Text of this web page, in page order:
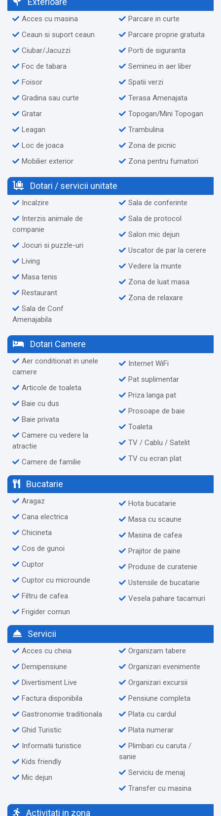
✔️ Învățăm jocul de pe Someș - spectacol al Ansamblului
Folcloric
✔️ Foc de tabără pentru seri memorabile
✔️ Vizionare a piesei de teatru Nescris “Constantin Iugan”
din comuna Șant
✔️ Spectacol cu tradiții din zonă pentru grupuri (la cerere)
✔️ Serviciu de transfer auto
✔️ Organizăm evenimente
✔️ Organizăm tabere
Acces cu masina
Ceaun si suport ceaun
Ciubar/Jacuzzi
Foc de tabara
Foisor
Gradina sau curte
Gratar
Leagan
Loc de joaca
Mobilier exterior
Parcare in curte
Parcare proprie gratuita
Porti de siguranta
Semineu in aer liber
Spatii verzi
Terasa Amenajata
Topogan/Mini Topogan
Trambulina
Zona de picnic
Zona pentru fumatori
Dotari / servicii unitate
Incalzire
Interzis animale de
companie
Jocuri si puzzle-uri
Living
Masa tenis
Restaurant
Sala de Conf
Amenajabila
Sala de conferinte
Sala de protocol
Salon mic dejun
Uscator de par la cerere
Vedere la munte
Zona de luat masa
Zona de relaxare
Dotari Camere
Aer conditionat in unele
camere
Articole de toaleta
Baie cu dus
Baie privata
Camere cu vedere la
atractie
Camere de familie
Internet WiFi
Pat suplimentar
Priza langa pat
Prosoape de baie
Toaleta
TV / Cablu / Satelit
TV cu ecran plat
Bucatarie
Aragaz
Cana electrica
Chicineta
Cos de gunoi
Cuptor
Cuptor cu microunde
Filtru de cafea
Frigider comun
Hota bucatarie
Masa cu scaune
Masina de cafea
Prajitor de paine
Produse de curatenie
Ustensile de bucatarie
Vesela pahare tacamuri
Servicii
Acces cu cheia
Demipensiune
Divertisment Live
Factura disponibila
Gastronomie traditionala
Ghid Turistic
Informatii turistice
Kids friendly
Mic dejun
Organizam tabere
Organizari evenimente
Organizari excursii
Pensiune completa
Plata cu cardul
Plata numerar
Plimbari cu caruta /
sanie
Serviciu de menaj
Transfer cu masina
Activitati in zona